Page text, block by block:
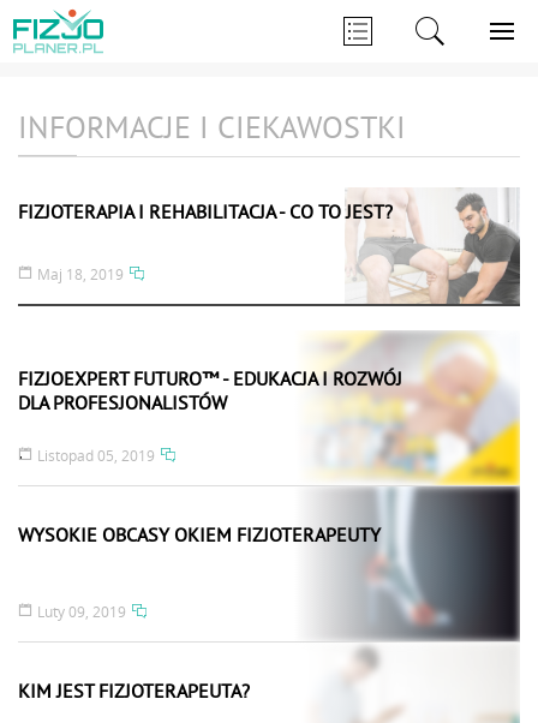
INFORMACJE I CIEKAWOSTKI
FIZJOTERAPIA I REHABILITACJA - CO TO JEST?
Maj 18, 2019
FIZJOEXPERT FUTURO™ - EDUKACJA I ROZWÓJ
DLA PROFESJONALISTÓW
. Listopad 05, 2019
WYSOKIE OBCASY OKIEM FIZJOTERAPEUTY
Luty 09, 2019
KIM JEST FIZJOTERAPEUTA?